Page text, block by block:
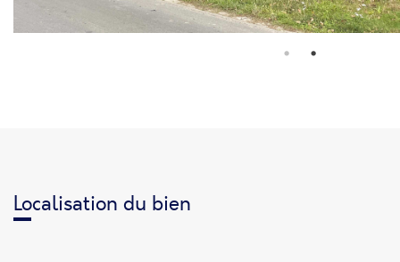
Localisation du bien